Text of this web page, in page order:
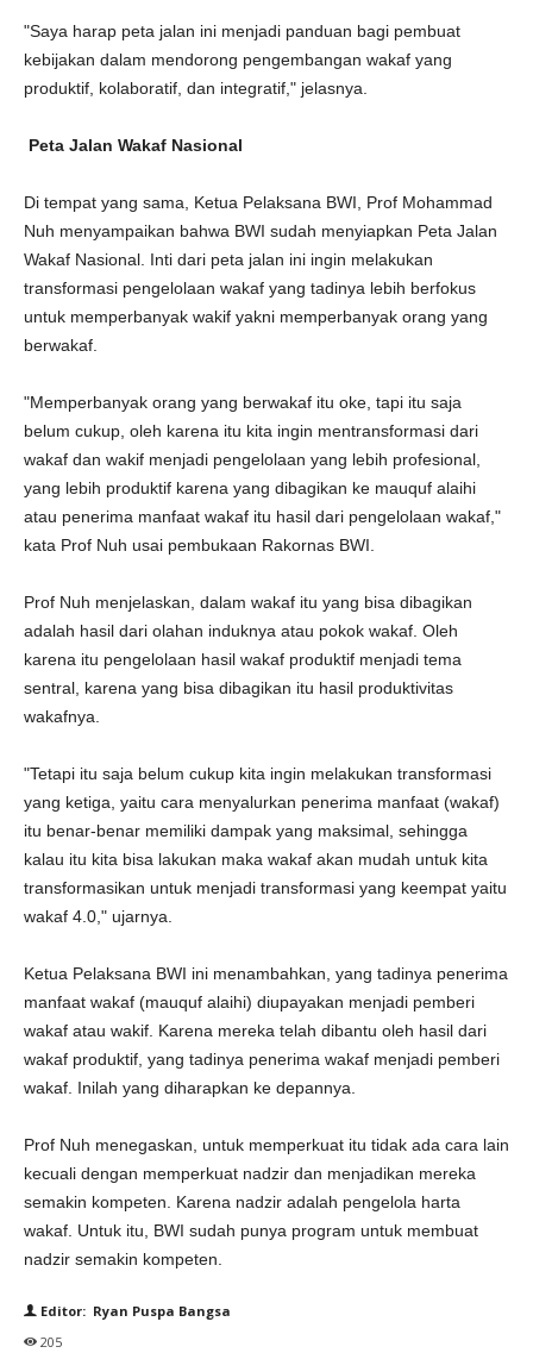
"Saya harap peta jalan ini menjadi panduan bagi pembuat
kebijakan dalam mendorong pengembangan wakaf yang
produktif, kolaboratif, dan integratif," jelasnya.
Peta Jalan Wakaf Nasional
Di tempat yang sama, Ketua Pelaksana BWI, Prof Mohammad
Nuh menyampaikan bahwa BWI sudah menyiapkan Peta Jalan
Wakaf Nasional. Inti dari peta jalan ini ingin melakukan
transformasi pengelolaan wakaf yang tadinya lebih berfokus
untuk memperbanyak wakif yakni memperbanyak orang yang
berwakaf.
"Memperbanyak orang yang berwakaf itu oke, tapi itu saja
belum cukup, oleh karena itu kita ingin mentransformasi dari
wakaf dan wakif menjadi pengelolaan yang lebih profesional,
yang lebih produktif karena yang dibagikan ke mauquf alaihi
atau penerima manfaat wakaf itu hasil dari pengelolaan wakaf,"
kata Prof Nuh usai pembukaan Rakornas BWI.
Prof Nuh menjelaskan, dalam wakaf itu yang bisa dibagikan
adalah hasil dari olahan induknya atau pokok wakaf. Oleh
karena itu pengelolaan hasil wakaf produktif menjadi tema
sentral, karena yang bisa dibagikan itu hasil produktivitas
wakafnya.
"Tetapi itu saja belum cukup kita ingin melakukan transformasi
yang ketiga, yaitu cara menyalurkan penerima manfaat (wakaf)
itu benar-benar memiliki dampak yang maksimal, sehingga
kalau itu kita bisa lakukan maka wakaf akan mudah untuk kita
transformasikan untuk menjadi transformasi yang keempat yaitu
wakaf 4.0," ujarnya.
Ketua Pelaksana BWI ini menambahkan, yang tadinya penerima
manfaat wakaf (mauquf alaihi) diupayakan menjadi pemberi
wakaf atau wakif. Karena mereka telah dibantu oleh hasil dari
wakaf produktif, yang tadinya penerima wakaf menjadi pemberi
wakaf. Inilah yang diharapkan ke depannya.
Prof Nuh menegaskan, untuk memperkuat itu tidak ada cara lain
kecuali dengan memperkuat nadzir dan menjadikan mereka
semakin kompeten. Karena nadzir adalah pengelola harta
wakaf. Untuk itu, BWI sudah punya program untuk membuat
nadzir semakin kompeten.
Editor: Ryan Puspa Bangsa
205